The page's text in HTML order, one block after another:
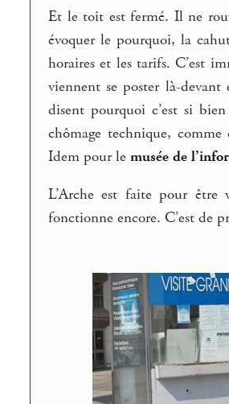
Et le toit est fermé. Il ne
évoquer le pourquoi, la
horaires et les tarifs. C’est
viennent se poster là-
disent pourquoi c’est si
chômage technique,
Idem pour lemusée de
L’Arche est faite pour
fonctionne encore. C’est de